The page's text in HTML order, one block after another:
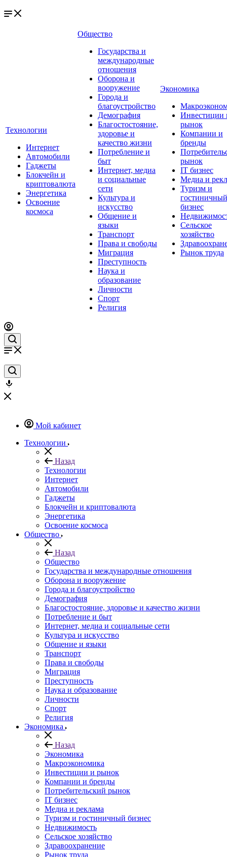
Технологии
Интернет
Автомобили
Гаджеты
Блокчейн и
криптовалюта
Энергетика
Освоение
космоса
Общество
Государства и
международные
отношения
Оборона и
вооружение
Города и
благоустройство
Демография
Благостостояние,
здоровье и
качество жизни
Потребление и
быт
Интернет, медиа
и социальные
сети
Культура и
искусство
Общение и
языки
Транспорт
Права и свободы
Миграция
Преступность
Наука и
образование
Личности
Спорт
Религия
Экономика
Инвестиции
рынок
Компании и
бренды
рынок
IT бизнес
Медиа и
Туризм и
гостиничный
бизнес
Сельское
хозяйство
Рынок труда
Мой кабинет
Технологии
Назад
Технологии
Интернет
Автомобили
Гаджеты
Блокчейн и криптовалюта
Энергетика
Освоение космоса
Общество
Назад
Общество
Государства и международные отношения
Оборона и вооружение
Города и благоустройство
Демография
Благостостояние, здоровье и качество жизни
Потребление и быт
Интернет, медиа и социальные сети
Культура и искусство
Общение и языки
Транспорт
Права и свободы
Миграция
Преступность
Наука и образование
Личности
Спорт
Религия
Экономика
Назад
Экономика
Макроэкономика
Инвестиции и рынок
Компании и бренды
Потребительский рынок
IT бизнес
Медиа и реклама
Туризм и гостиничный бизнес
Недвижимость
Сельское хозяйство
Здравоохранение
Рынок труда